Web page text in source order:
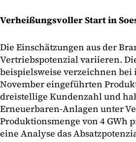
Verheißungsvoller Start in
Die Einschätzungen aus der
Vertriebspotenzial variieren.
beispielsweise verzeichnen
November eingeführten
dreistellige Kundenzahl und
Erneuerbaren-Anlagen unter
Produktionsmenge von 4 GWh
eine Analyse das